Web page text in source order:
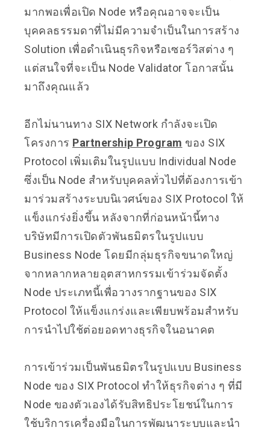
มากพอเพื่อเปิด Node หรือคุณอาจจะเป็น
บุคคลธรรมดาที่ไม่มีความจำเป็นในการสร้าง
Solution เพื่อดำเนินธุรกิจหรือเซอร์วิสต่าง ๆ
แต่สนใจที่จะเป็น Node Validator โอกาสนั้น
มาถึงคุณแล้ว
อีกไม่นานทาง SIX Network กำลังจะเปิด
โครงการ Partnership Program ของ SIX
Protocol เพิ่มเติมในรูปแบบ Individual Node
ซึ่งเป็น Node สำหรับบุคคลทั่วไปที่ต้องการเข้า
มาร่วมสร้างระบบนิเวศน์ของ SIX Protocol ให้
แข็งแกร่งยิ่งขึ้น หลังจากที่ก่อนหน้านี้ทาง
บริษัทมีการเปิดตัวพันธมิตรในรูปแบบ
Business Node โดยมีกลุ่มธุรกิจขนาดใหญ่
จากหลากหลายอุตสาหกรรมเข้าร่วมจัดตั้ง
Node ประเภทนี้เพื่อวางรากฐานของ SIX
Protocol ให้แข็งแกร่งและเพียบพร้อมสำหรับ
การนำไปใช้ต่อยอดทางธุรกิจในอนาคต
การเข้าร่วมเป็นพันธมิตรในรูปแบบ Business
Node ของ SIX Protocol ทำให้ธุรกิจต่าง ๆ ที่มี
Node ของตัวเองได้รับสิทธิประโยชน์ในการ
ใช้บริการเครื่องมือในการพัฒนาระบบและนำ